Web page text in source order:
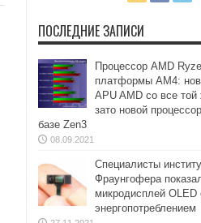
ПОСЛЕДНИЕ ЗАПИСИ
Процессор AMD
платформы АМ4:
APU AMD со все
зато новой
базе Zen3
08.09.2021
Специалисты
Фраунгофера
микродисплей
энергопотреблением